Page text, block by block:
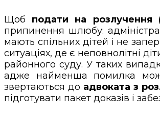
Щоб подати на розлучення
припинення шлюбу:
мають спільних дітей і не
ситуаціях, де є неповнолітні
районного суду. У таких
адже найменша помилка
звертаються до адвоката з
підготувати пакет доказів і